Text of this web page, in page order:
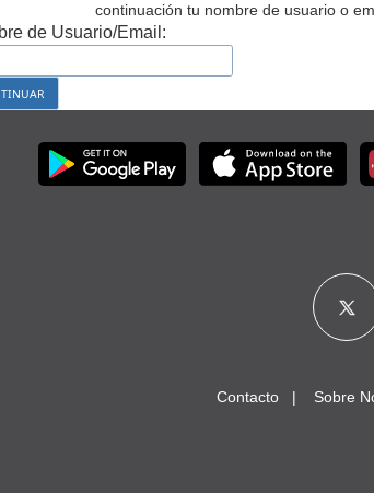
continuación tu nombre de usuario o
de Usuario/Email:
Contacto Sobre